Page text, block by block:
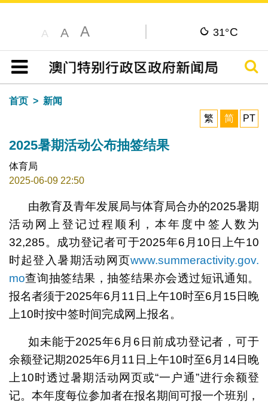
A A A 31°C
目录
搜寻
首页
新闻
繁
简 PT
2025暑期活动公布抽签结果
体育局
2025-06-09 22:50
由教育及青年发展局与体育局合办的2025暑期
活动网上登记过程顺利，本年度中签人数为
32,285。成功登记者可于2025年6月10日上午10
时起登入暑期活动网页www.summeractivity.gov.
mo查询抽签结果，抽签结果亦会透过短讯通知。
报名者须于2025年6月11日上午10时至6月15日晚
上10时按中签时间完成网上报名。
如未能于2025年6月6日前成功登记者，可于
余额登记期2025年6月11日上午10时至6月14日晚
上10时透过暑期活动网页或“一户通”进行余额登
记。本年度每位参加者在报名期间可报一个班别，